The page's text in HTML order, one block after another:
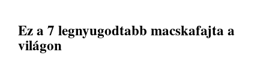
Ez a 7 legnyugodtabb macskafajta a
világon